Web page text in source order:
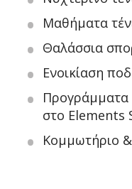
Μαθήματα
Θαλάσσια
Ενοικίαση
Προγράμματα
στο Elements
Κομμωτήριο